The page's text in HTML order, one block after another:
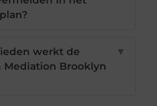
werkt de
Mediation Brooklyn
▼